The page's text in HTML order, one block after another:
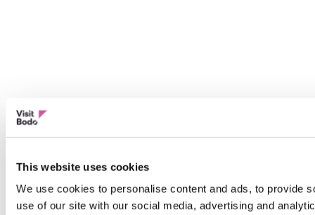
This website uses cookies
We use cookies to personalise content and ads, to provide
use of our site with our social media, advertising and